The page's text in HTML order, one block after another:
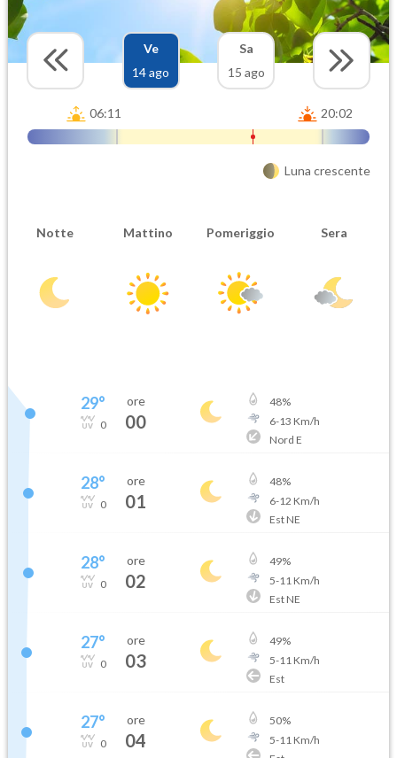
Ve
14 ago
Sa
15 ago
06:11 20:02
Luna crescente
Notte Mattino Pomeriggio Sera
29°
0
ore
00
48%
6-13 Km/h
Nord E
28°
0
ore
01
48%
6-12 Km/h
Est NE
28°
0
ore
02
49%
5-11 Km/h
Est NE
27°
0
ore
03
49%
5-11 Km/h
Est
27°
0
ore
04
50%
5-11 Km/h